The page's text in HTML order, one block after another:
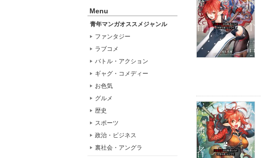
Menu
青年マンガオススメジャンル
ファンタジー
ラブコメ
バトル・アクション
ギャグ・コメディー
お色気
グルメ
歴史
スポーツ
政治・ビジネス
裏社会・アングラ